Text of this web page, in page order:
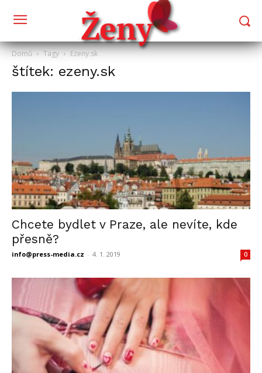
Domů Tagy Ezeny.sk
štítek: ezeny.sk
Chcete bydlet v Praze, ale nevíte, kde
přesně?
info@press-media.cz - 4. 1. 2019 0